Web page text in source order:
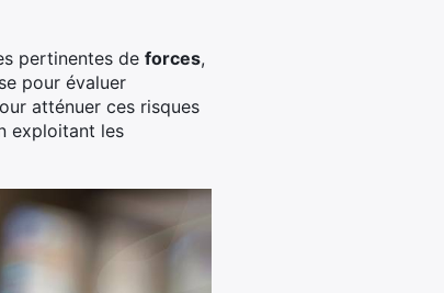
pertinentes de forces,
pour évaluer
atténuer ces risques
exploitant les